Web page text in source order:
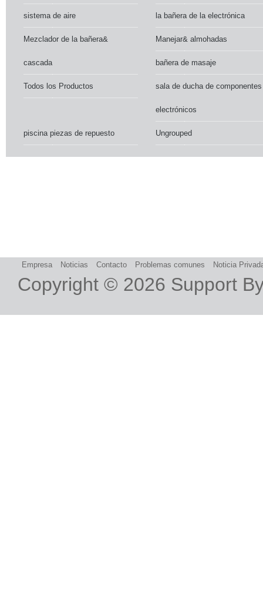
sistema de aire la bañera de la electrónica
Mezclador de la bañera&
cascada
Manejar& almohadas
bañera de masaje
Todos los Productos sala de ducha de componentes
electrónicos
piscina piezas de repuesto Ungrouped
Empresa Noticias Contacto Problemas comunes Noticia
Copyright © 2026 Support